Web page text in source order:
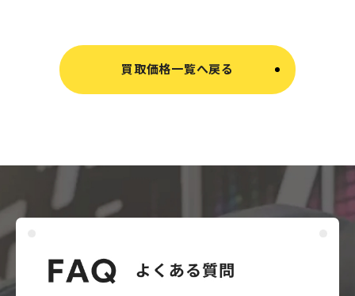
買取価格一覧へ戻る